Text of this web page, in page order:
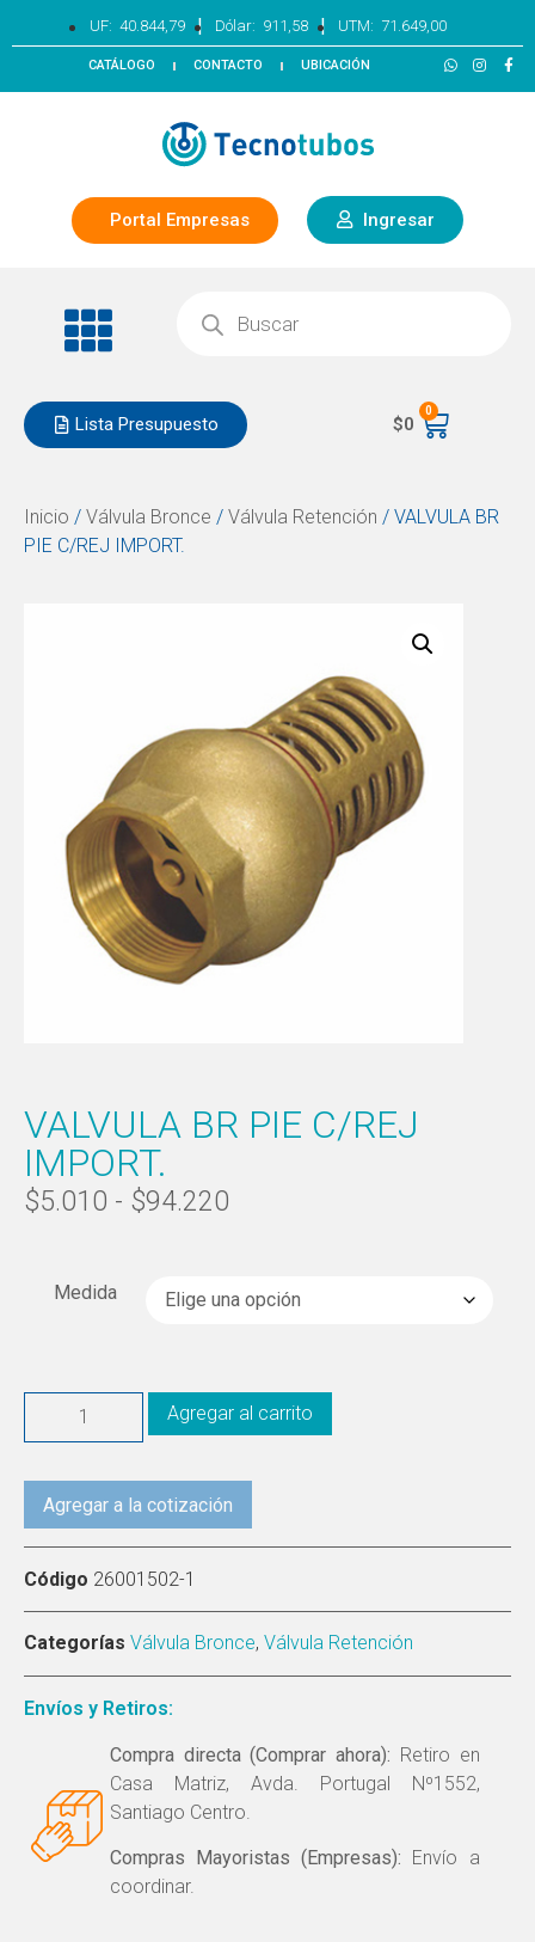
UF: 40.844,79 | Dólar: 911,58 | UTM: 71.649,00
CATÁLOGO CONTACTO UBICACIÓN
Portal Empresas Ingresar
Lista Presupuesto $0
0
Inicio / Válvula Bronce / Válvula Retención / VALVULA BR
PIE C/REJ IMPORT.
VALVULA BR PIE C/REJ
IMPORT.
$5.010 - $94.220
Medida
Agregar al carrito
Agregar a la cotización
Código 26001502-1
Categorías Válvula Bronce, Válvula Retención
Envíos y Retiros:
Compra directa (Comprar ahora): Retiro en
Casa Matriz, Avda. Portugal Nº1552,
Santiago Centro.
Compras Mayoristas (Empresas): Envío a
coordinar.